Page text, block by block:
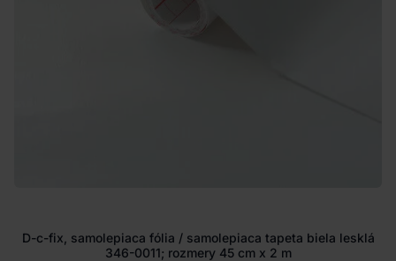
D-c-fix, samolepiaca fólia / samolepiaca tapeta biela lesklá
346-0011; rozmery 45 cm x 2 m